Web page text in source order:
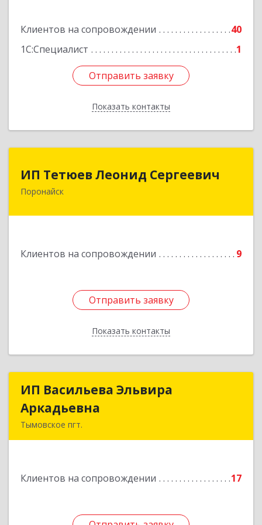
Клиентов на сопровождении
40
1С:Специалист
1
Отправить заявку
Показать контакты
Отправить заявку
Назад
ИП Тетюев Леонид Сергеевич
Поронайск
Клиентов на сопровождении 9
Отправить заявку
Показать контакты
694242, Сахалинская обл, Поронайск г, Фрунзе
Отправить заявку
Назад
ИП Васильева Эльвира
Аркадьевна
Тымовское пгт.
Клиентов на сопровождении 17
ИП Васильева Эльвира